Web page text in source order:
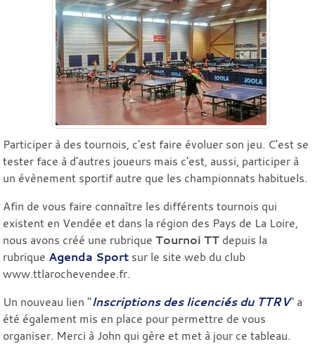
Participer à des tournois, c'est faire évoluer son jeu. C'est se
tester face à d'autres joueurs mais c'est, aussi, participer à
un évènement sportif autre que les championnats habituels.
Afin de vous faire connaître les différents tournois qui
existent en Vendée et dans la région des Pays de La Loire,
nous avons créé une rubrique Tournoi TT depuis la
rubrique Agenda Sport sur le site web du club
www.ttlarochevendee.fr.
Un nouveau lien "Inscriptions des licenciés du TTRV" a
été également mis en place pour permettre de vous
organiser. Merci à John qui gère et met à jour ce tableau.